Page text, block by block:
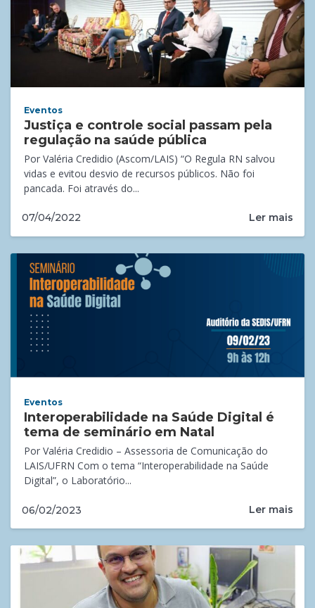
Eventos
Justiça e controle social passam pela
regulação na saúde pública
Por Valéria Credidio (Ascom/LAIS) “O Regula RN salvou
vidas e evitou desvio de recursos públicos. Não foi
pancada. Foi através do...
07/04/2022 Ler mais
Eventos
Interoperabilidade na Saúde Digital é
tema de seminário em Natal
Por Valéria Credidio – Assessoria de Comunicação do
LAIS/UFRN Com o tema “Interoperabilidade na Saúde
Digital”, o Laboratório...
06/02/2023 Ler mais